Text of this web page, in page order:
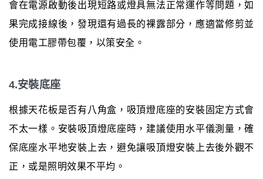
會在電源啟動後出現短路或燈具無法正常運作等問題，如
果完成接線後，發現還有過長的裸露部分，應適當修剪並
使用電工膠帶包覆，以策安全。
4.安裝底座
根據天花板是否有八角盒，吸頂燈底座的安裝固定方式會
不太一樣。安裝吸頂燈底座時，建議使用水平儀測量，確
保底座水平地安裝上去，避免讓吸頂燈安裝上去後外觀不
正，或是照明效果不平均。